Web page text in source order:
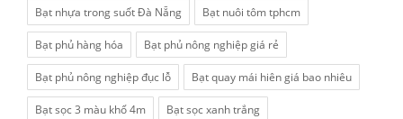
Bạt nhựa trong suốt Đà Nẵng Bạt nuôi tôm tphcm
Bạt phủ hàng hóa Bạt phủ nông nghiệp giá rẻ
Bạt phủ nông nghiệp đục lỗ Bạt quay mái hiên giá bao nhiêu
Bạt sọc 3 màu khổ 4m Bạt sọc xanh trắng